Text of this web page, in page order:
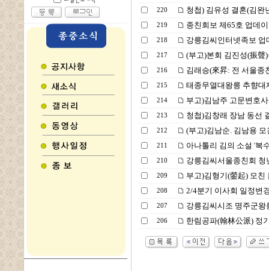
220 청첩) 김유성 결혼(김완
219 종친회보 제65호 업데
218 강릉김씨인터넷족보 업
217 (부고)본회 김진성(振聲
216 김래승(來昇: 전 서울종
215 태종무열대왕릉 추향대
214 부고)김남주 고문변호
213 청첩)김창래 장남 동선
212 (부고)김남순. 김남용
211 아나톨리 김의 소설 '복
210 강릉김씨서울종친회 청
209 부고)김형기(鎣起) 모친
208 2/4분기 이사회 일정변
207 강릉김씨시조 명주군왕
206 한림공파(翰林公派) 정